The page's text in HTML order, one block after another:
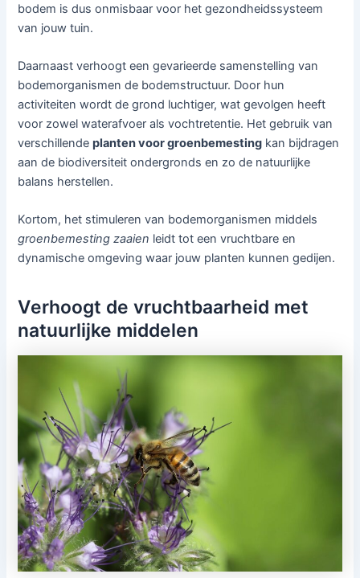
bodem is dus onmisbaar voor het gezondheidssysteem
van jouw tuin.
Daarnaast verhoogt een gevarieerde samenstelling van
bodemorganismen de bodemstructuur. Door hun
activiteiten wordt de grond luchtiger, wat gevolgen heeft
voor zowel waterafvoer als vochtretentie. Het gebruik van
verschillendeplanten voor groenbemesting kan bijdragen
aan de biodiversiteit ondergronds en zo de natuurlijke
balans herstellen.
Kortom, het stimuleren van bodemorganismen middels
groenbemesting zaaien leidt tot een vruchtbare en
dynamische omgeving waar jouw planten kunnen gedijen.
Verhoogt de vruchtbaarheid met
natuurlijke middelen